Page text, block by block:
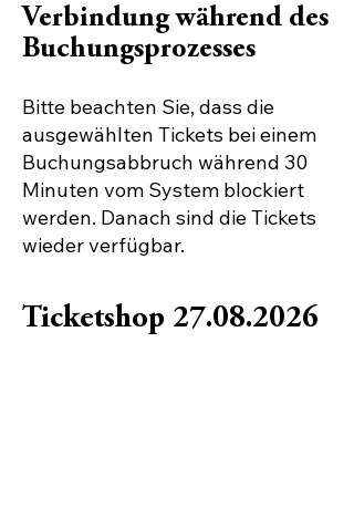
Verbindung während des
Buchungsprozesses
Bitte beachten Sie, dass die
ausgewählten Tickets bei einem
Buchungsabbruch während 30
Minuten vom System blockiert
werden. Danach sind die Tickets
wieder verfügbar.
Ticketshop 27.08.2026